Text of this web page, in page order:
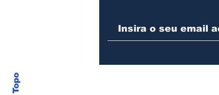
semáforo na rua Santa
Catarina, na zona Sul de